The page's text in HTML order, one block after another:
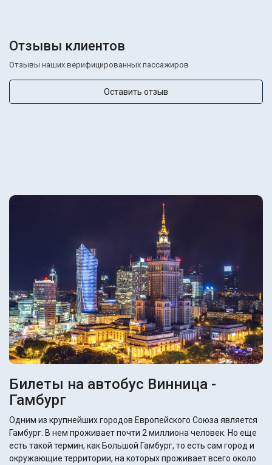
Отзывы клиентов
Отзывы наших верифицированных пассажиров
Оставить отзыв
Билеты на автобус Винница -
Гамбург
Одним из крупнейших городов Европейского Союза является
Гамбург. В нем проживает почти 2 миллиона человек. Но еще
есть такой термин, как Большой Гамбург, то есть сам город и
окружающие территории, на которых проживает всего около